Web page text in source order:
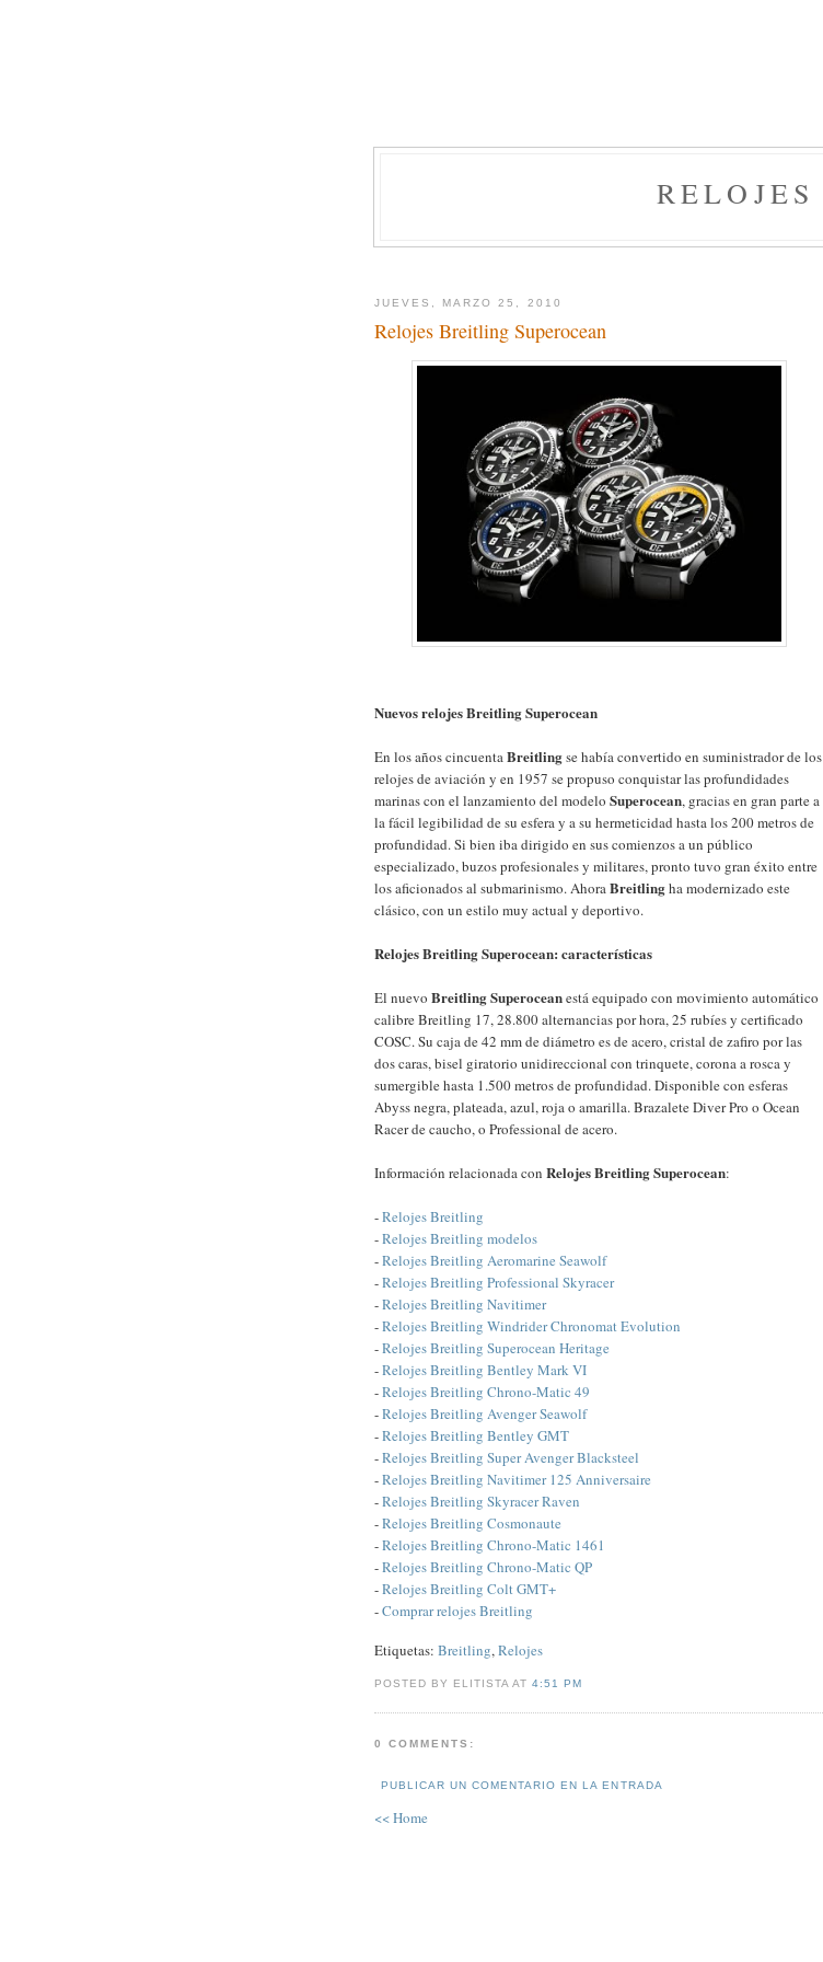
RELOJES
JUEVES, MARZO 25, 2010
Relojes Breitling Superocean
Nuevos relojes Breitling Superocean
En los años cincuentaBreitlingse había convertido en suministrador de los
relojes de aviación y en 1957 se propuso conquistar las profundidades
marinas con el lanzamiento del modelo Superocean, gracias en gran parte a
la fácil legibilidad de su esfera y a su hermeticidad hasta los 200 metros de
profundidad. Si bien iba dirigido en sus comienzos a un público
especializado, buzos profesionales y militares, pronto tuvo gran éxito entre
los aficionados al submarinismo. AhoraBreitlingha modernizado este
clásico, con un estilo muy actual y deportivo.
Relojes Breitling Superocean: características
El nuevo Breitling Superoceanestá equipado con movimiento automático
calibre Breitling 17, 28.800 alternancias por hora, 25 rubíes y certificado
COSC. Su caja de 42 mm de diámetro es de acero, cristal de zafiro por las
dos caras, bisel giratorio unidireccional con trinquete, corona a rosca y
sumergible hasta 1.500 metros de profundidad. Disponible con esferas
Abyss negra, plateada, azul, roja o amarilla. Brazalete Diver Pro o Ocean
Racer de caucho, o Professional de acero.
Información relacionada con Relojes Breitling Superocean:
-Relojes Breitling
-Relojes Breitling modelos
-Relojes Breitling Aeromarine Seawolf
-Relojes Breitling Professional Skyracer
-Relojes Breitling Navitimer
-Relojes Breitling Windrider Chronomat Evolution
-Relojes Breitling Superocean Heritage
-Relojes Breitling Bentley Mark VI
-Relojes Breitling Chrono-Matic 49
-Relojes Breitling Avenger Seawolf
-Relojes Breitling Bentley GMT
-Relojes Breitling Super Avenger Blacksteel
-Relojes Breitling Navitimer 125 Anniversaire
-Relojes Breitling Skyracer Raven
-Relojes Breitling Cosmonaute
-Relojes Breitling Chrono-Matic 1461
-Relojes Breitling Chrono-Matic QP
-Relojes Breitling Colt GMT+
-Comprar relojes Breitling
Etiquetas: Breitling,Relojes
POSTED BY ELITISTA AT4:51 PM
0 COMMENTS:
PUBLICAR UN COMENTARIO EN LA ENTRADA
<< Home